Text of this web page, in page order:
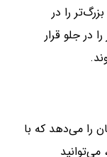
را در
در جلو قرار
را می‌دهد که با